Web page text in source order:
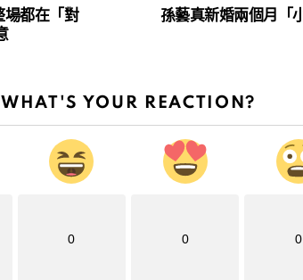
都在「對
孫藝真新婚兩個月「
WHAT'S YOUR REACTION?
0 0 0